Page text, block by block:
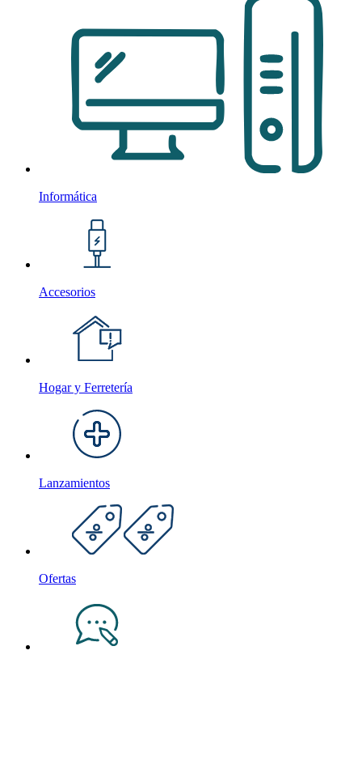
Informática
Accesorios
Hogar y Ferretería
Lanzamientos
Ofertas